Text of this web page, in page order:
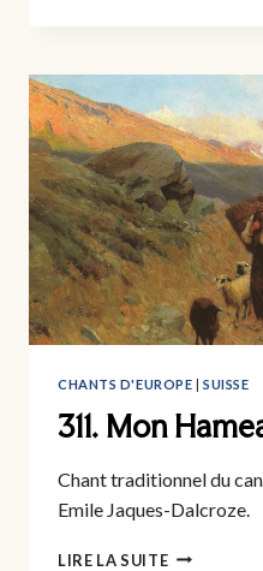
CHANTS D'EUROPE |SUISSE
311. Mon
Chant traditionnel du
Emile Jaques-Dalcroze.
LIRE LA SUITE311.